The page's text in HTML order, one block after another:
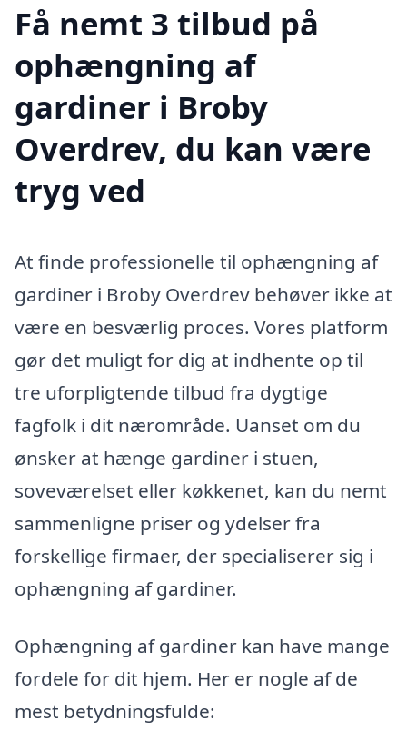
Få nemt 3 tilbud på
ophængning af
gardiner i Broby
Overdrev, du kan være
tryg ved
At finde professionelle til ophængning af
gardiner i Broby Overdrev behøver ikke at
være en besværlig proces. Vores platform
gør det muligt for dig at indhente op til
tre uforpligtende tilbud fra dygtige
fagfolk i dit nærområde. Uanset om du
ønsker at hænge gardiner i stuen,
soveværelset eller køkkenet, kan du nemt
sammenligne priser og ydelser fra
forskellige firmaer, der specialiserer sig i
ophængning af gardiner.
Ophængning af gardiner kan have mange
fordele for dit hjem. Her er nogle af de
mest betydningsfulde: